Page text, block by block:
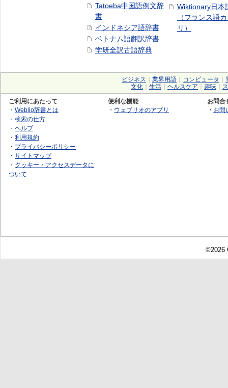
Tatoeba中国語例文辞
書
インドネシア語辞書
ベトナム語翻訳辞書
学研全訳古語辞典
Wiktionary日本
（フランス語
リ）
ビジネス 業界用語 コンピュータ
文化
生活 ヘルスケア 趣味
ご利用にあたって
・ Weblio辞書とは
・ 検索の仕方
・ ヘルプ
・ 利用規約
・ プライバシーポリシー
・ サイトマップ
・ クッキー・アクセスデータに
ついて
便利な機能
・ ウェブリオのアプリ
お問合
・ お問
©2026